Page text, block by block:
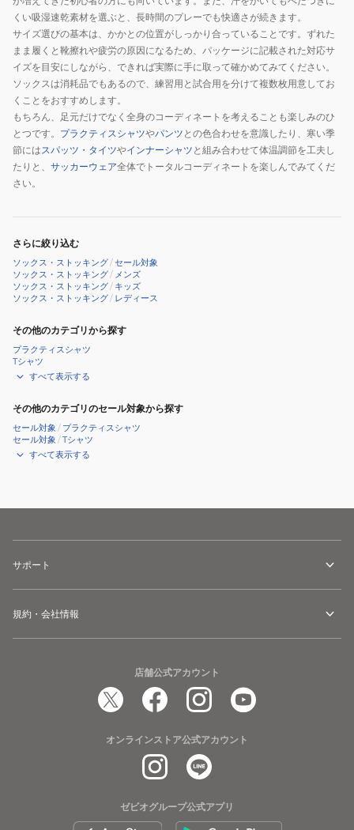
くい吸湿速乾素材を選ぶと、長時間のプレーでも快適さが続きます。
サイズ選びの基本は、かかとの位置がしっかり合っていることです。ずれた
まま履くと靴擦れや疲労の原因になるため、パッケージに記載された対応サ
イズを目安にしながら、できれば実際に手に取って確かめてみてください。
ソックスは消耗品でもあるので、練習用と試合用を分けて複数枚用意してお
くことをおすすめします。
もちろん、足元だけでなく全身のコーディネートを考えることも楽しみのひ
とつです。 プラクティスシャツやパンツ との色合わせを意識したり、寒い季
節にはスパッツ・タイツやインナーシャツ と組み合わせて体温調節を工夫し
たりと、 サッカーウェア全体でトータルコーディネートを楽しんでみてくだ
さい。
さらに絞り込む
ソックス・ストッキング/セール対象
ソックス・ストッキング/ メンズ
ソックス・ストッキング/ キッズ
ソックス・ストッキング/ レディース
その他のカテゴリから探す
プラクティスシャツ
Tシャツ
すべて表示する
その他のカテゴリのセール対象から探す
セール対象 / プラクティスシャツ
セール対象 /Tシャツ
すべて表示する
サポート
規約・会社情報
店舗公式アカウント
オンラインストア公式アカウント
ゼビオグループ公式アプリ